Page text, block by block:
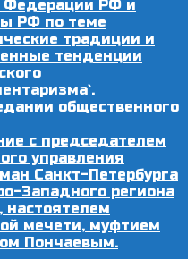
Федерации РФ и
РФ по теме
традиции и
тенденции
общественного
с председателем
управления
Санкт-Петербурга
Западного региона
настоятелем
мечети, муфтием
Пончаевым.